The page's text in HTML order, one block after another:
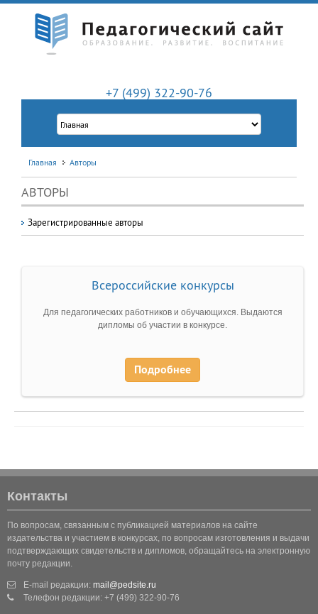
+7 (499) 322-90-76
Главная Авторы
АВТОРЫ
Зарегистрированные авторы
Всероссийские конкурсы
Для педагогических работников и обучающихся. Выдаются
дипломы об участии в конкурсе.
Подробнее
Контакты
По вопросам, связанным с публикацией материалов на сайте
издательства и участием в конкурсах, по вопросам изготовления и выдачи
подтверждающих свидетельств и дипломов, обращайтесь на электронную
почту редакции.
E-mail редакции: mail@pedsite.ru
Телефон редакции: +7 (499) 322-90-76